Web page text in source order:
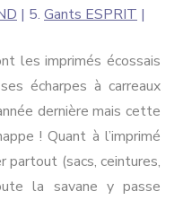
| 5. Gants ESPRIT |
les imprimés écossais
écharpes à carreaux
dernière mais cette
! Quant à l’imprimé
partout (sacs, ceintures,
la savane y passe